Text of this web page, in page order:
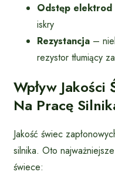
Odstęp elektrod
iskry
Rezystancja –
rezystor tłumiący
Wpływ Jakości
Na Pracę
Jakość świec
silnika. Oto
świece: